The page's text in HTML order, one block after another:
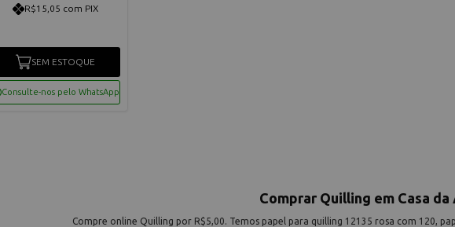
R$15,05 com PIX
SEM ESTOQUE
Consulte-nos pelo WhatsApp
Comprar Quilling em Casa da
Compre online Quilling por R$5,00. Temos papel para quilling 12135 rosa com 120,